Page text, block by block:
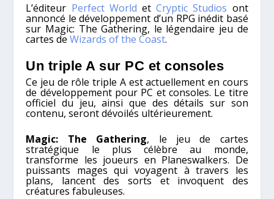
L’éditeur Perfect World etCryptic Studios ont
annoncé le développement d’un RPG inédit basé
sur Magic: The Gathering, le légendaire jeu de
cartes deWizards of the Coast.
Un triple A sur PC et consoles
Ce jeu de rôle triple A est actuellement en cours
de développement pour PC et consoles. Le titre
officiel du jeu, ainsi que des détails sur son
contenu, seront dévoilés ultérieurement.
Magic: The Gathering, le jeu de cartes
stratégique le plus célèbre au monde,
transforme les joueurs en Planeswalkers. De
puissants mages qui voyagent à travers les
plans, lancent des sorts et invoquent des
créatures fabuleuses.